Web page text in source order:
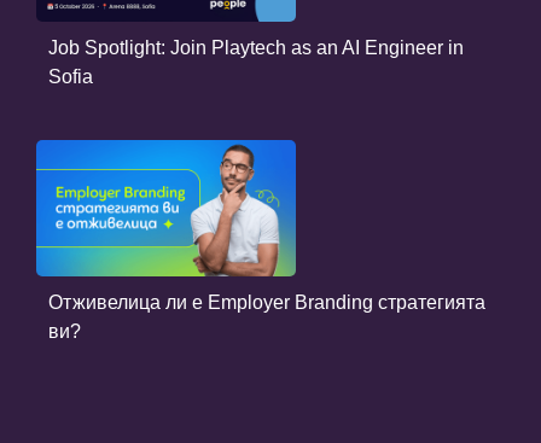
Job Spotlight: Join Playtech as an AI Engineer in
Sofia
Отживелица ли е Employer Branding стратегията
ви?